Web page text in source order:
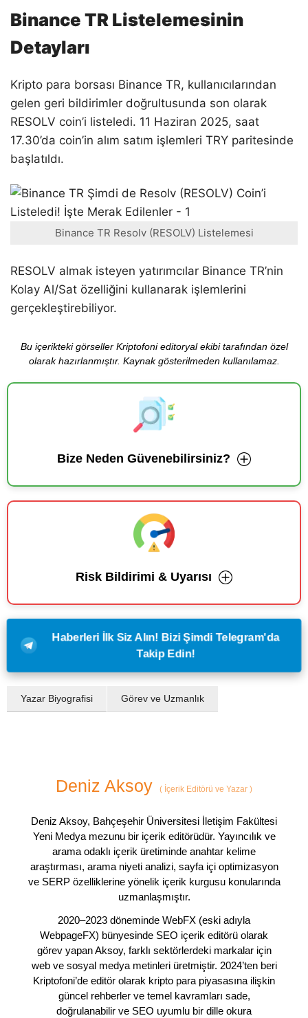
Binance TR Listelemesinin
Detayları
Kripto para borsası Binance TR, kullanıcılarından
gelen geri bildirimler doğrultusunda son olarak
RESOLV coin’i listeledi. 11 Haziran 2025, saat
17.30’da coin’in alım satım işlemleri TRY paritesinde
başlatıldı.
Binance TR Resolv (RESOLV) Listelemesi
RESOLV almak isteyen yatırımcılar Binance TR’nin
Kolay Al/Sat özelliğini kullanarak işlemlerini
gerçekleştirebiliyor.
Bu içerikteki görseller Kriptofoni editoryal ekibi tarafından özel
olarak hazırlanmıştır. Kaynak gösterilmeden kullanılamaz.
Bize Neden Güvenebilirsiniz?
Risk Bildirimi & Uyarısı
Haberleri İlk Siz Alın! Bizi Şimdi Telegram'da
Takip Edin!
Yazar Biyografisi Görev ve Uzmanlık
Deniz Aksoy ( İçerik Editörü ve Yazar )
Deniz Aksoy, Bahçeşehir Üniversitesi İletişim Fakültesi
Yeni Medya mezunu bir içerik editörüdür. Yayıncılık ve
arama odaklı içerik üretiminde anahtar kelime
araştırması, arama niyeti analizi, sayfa içi optimizasyon
ve SERP özelliklerine yönelik içerik kurgusu konularında
uzmanlaşmıştır.
2020–2023 döneminde WebFX (eski adıyla
WebpageFX) bünyesinde SEO içerik editörü olarak
görev yapan Aksoy, farklı sektörlerdeki markalar için
web ve sosyal medya metinleri üretmiştir. 2024’ten beri
Kriptofoni’de editör olarak kripto para piyasasına ilişkin
güncel rehberler ve temel kavramları sade,
doğrulanabilir ve SEO uyumlu bir dille okura